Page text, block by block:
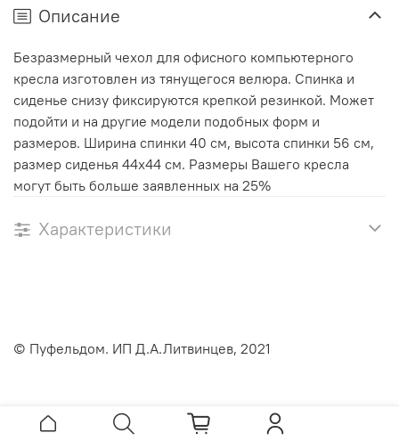
Описание
Безразмерный чехол для офисного компьютерного
кресла изготовлен из тянущегося велюра. Спинка и
сиденье снизу фиксируются крепкой резинкой. Может
подойти и на другие модели подобных форм и
размеров. Ширина спинки 40 см, высота спинки 56 см,
размер сиденья 44х44 см. Размеры Вашего кресла
могут быть больше заявленных на 25%
Характеристики
© Пуфельдом. ИП Д.А.Литвинцев, 2021